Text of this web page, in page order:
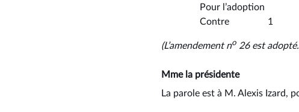
Pour l’adoption
Contre 1
(L’amendement no 26 est
Mme la présidente
La parole est à M. Alexis Izard,